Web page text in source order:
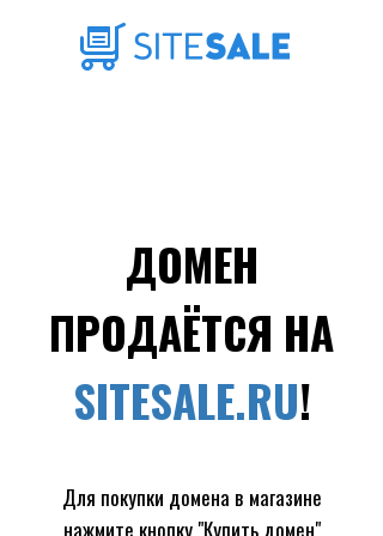
ДОМЕН
ПРОДАЁТСЯ НА
SITESALE.RU!
Для покупки домена в магазине
нажмите кнопку "Купить домен"